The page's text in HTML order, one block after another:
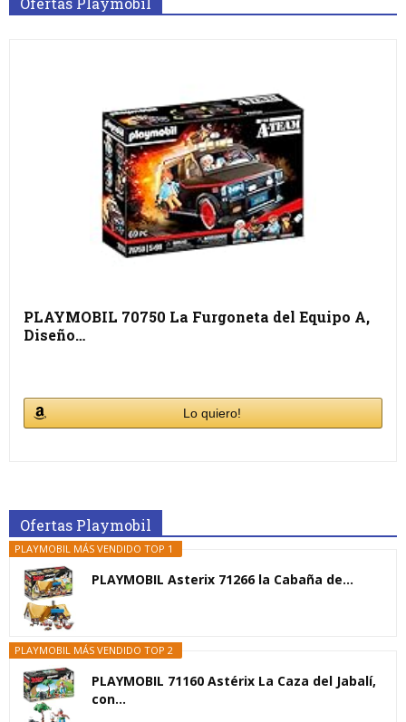
PLAYMOBIL 70750 La Furgoneta del Equipo A,
Diseño…
Lo quiero!
Ofertas Playmobil
PLAYMOBIL MÁS VENDIDO TOP 1
PLAYMOBIL Asterix 71266 la Cabaña de...
PLAYMOBIL MÁS VENDIDO TOP 2
PLAYMOBIL 71160 Astérix La Caza del Jabalí,
con...